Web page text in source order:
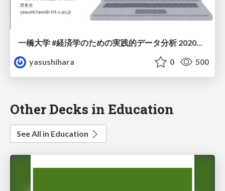
一橋大学 #経済学のための実践的データ分析 2020秋: 8/12
yasushihara
0 500
Other Decks in Education
See All in Education